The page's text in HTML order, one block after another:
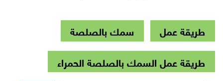
طريقة عمل
سمك بالصلصة
طريقة عمل السمك بالصلصة الحمراء